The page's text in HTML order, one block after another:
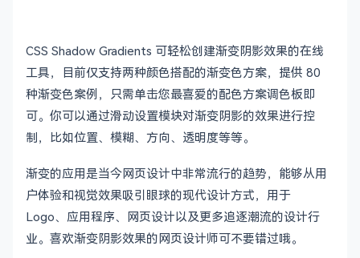
CSS Shadow Gradients 可轻松创建渐变阴影效果的在线
工具，目前仅支持两种颜色搭配的渐变色方案，提供 80
种渐变色案例，只需单击您最喜爱的配色方案调色板即
可。你可以通过滑动设置模块对渐变阴影的效果进行控
制，比如位置、模糊、方向、透明度等等。
渐变的应用是当今网页设计中非常流行的趋势，能够从用
户体验和视觉效果吸引眼球的现代设计方式，用于
Logo、应用程序、网页设计以及更多追逐潮流的设计行
业。喜欢渐变阴影效果的网页设计师可不要错过哦。